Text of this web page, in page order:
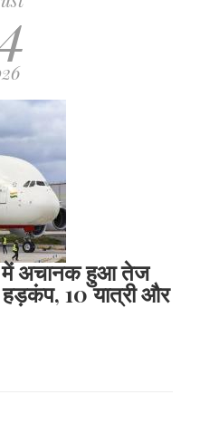
अचानक हुआ तेज
10 यात्री और